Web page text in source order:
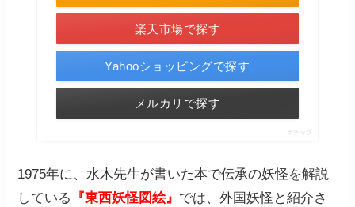
楽天市場で探す
Yahooショッピングで探す
メルカリで探す
ポチップ
1975年に、水木先生が書いた本で伝承の妖怪を解説
している
『東西妖怪図絵』 では、外国妖怪と紹介さ